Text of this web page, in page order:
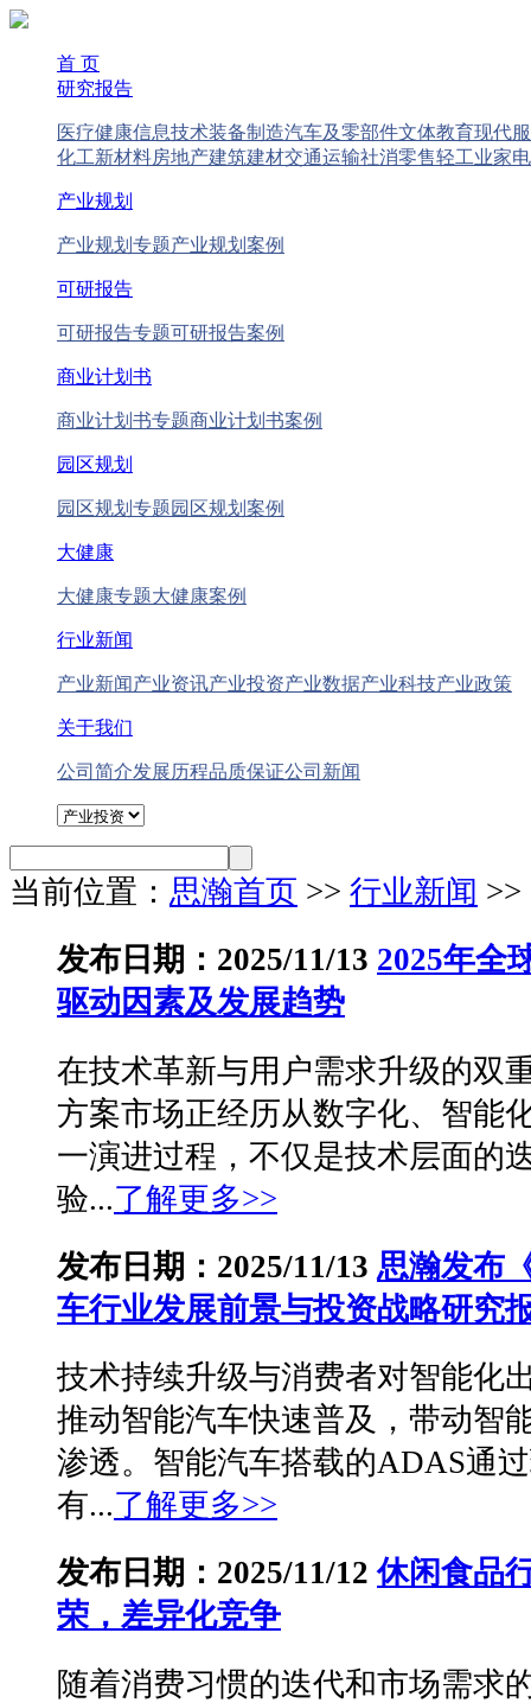
首 页
研究报告
医疗健康信息技术装备制造汽车及零部件文体教育现代
化工新材料房地产建筑建材交通运输社消零售轻工业家
产业规划
产业规划专题产业规划案例
可研报告
可研报告专题可研报告案例
商业计划书
商业计划书专题商业计划书案例
园区规划
园区规划专题园区规划案例
大健康
大健康专题大健康案例
行业新闻
产业新闻产业资讯产业投资产业数据产业科技产业政策
关于我们
公司简介发展历程品质保证公司新闻
当前位置： 思瀚首页 >> 行业新闻
发布日期：2025/11/13 2025年全
驱动因素及发展趋势
在技术革新与用户需求升级的双
方案市场正经历从数字化、智能
一演进过程，不仅是技术层面的
验...了解更多>>
发布日期：2025/11/13 思瀚发布
车行业发展前景与投资战略研究
技术持续升级与消费者对智能化
推动智能汽车快速普及，带动智
渗透。智能汽车搭载的ADAS通
有...了解更多>>
发布日期：2025/11/12 休闲食品
荣，差异化竞争
随着消费习惯的迭代和市场需求